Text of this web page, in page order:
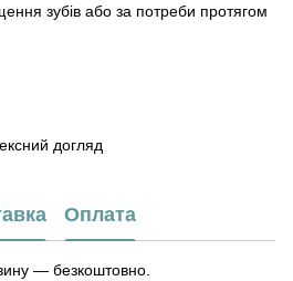
зубів або за потреби протягом
догляд
Оплата
— безкоштовно.